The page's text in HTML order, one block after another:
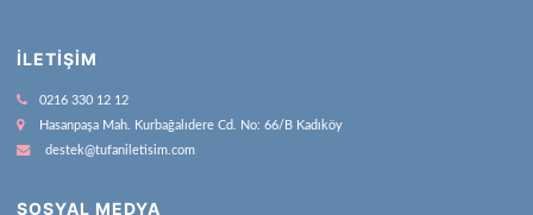
İLETIŞIM
0216 330 12 12
Hasanpaşa Mah. Kurbağalıdere Cd. No: 66/B Kadıköy
destek@tufaniletisim.com
SOSYAL MEDYA